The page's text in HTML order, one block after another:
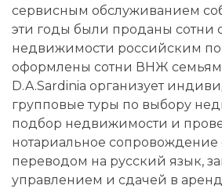
сервисным обслуживанием
эти годы были проданы сотни
недвижимости российским
оформлены сотни ВНЖ семьям
D.A.Sardinia организует
групповые туры по выбору
подбор недвижимости и
нотариальное сопровождение
переводом на русский язык,
управлением и сдачей в